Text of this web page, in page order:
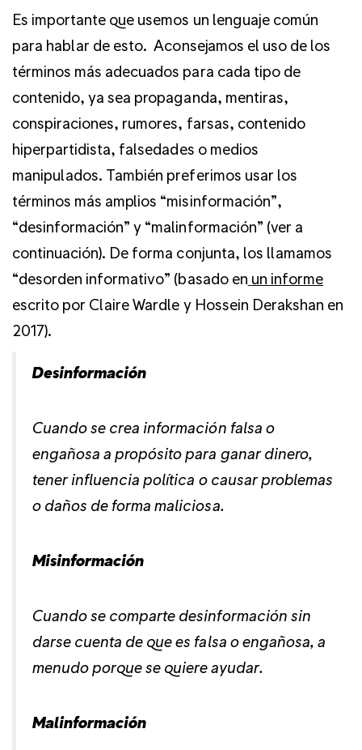
Es importante que usemos un lenguaje común
para hablar de esto. Aconsejamos el uso de los
términos más adecuados para cada tipo de
contenido, ya sea propaganda, mentiras,
conspiraciones, rumores, farsas, contenido
hiperpartidista, falsedades o medios
manipulados. También preferimos usar los
términos más amplios “misinformación”,
“desinformación” y “malinformación” (ver a
continuación). De forma conjunta, los llamamos
“desorden informativo” (basado en un informe
escrito por Claire Wardle y Hossein Derakshan en
2017).
Desinformación
Cuando se crea información falsa o
engañosa a propósito para ganar dinero,
tener influencia política o causar problemas
o daños de forma maliciosa.
Misinformación
Cuando se comparte desinformación sin
darse cuenta de que es falsa o engañosa, a
menudo porque se quiere ayudar.
Malinformación